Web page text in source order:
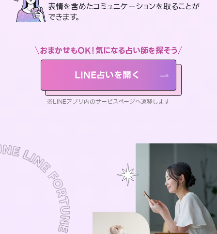
表情を含めたコミュニケーションを取ることが
できます。
おまかせもOK！気になる占い師を探そう
LINE占いを開く
※LINEアプリ内のサービスページへ遷移します